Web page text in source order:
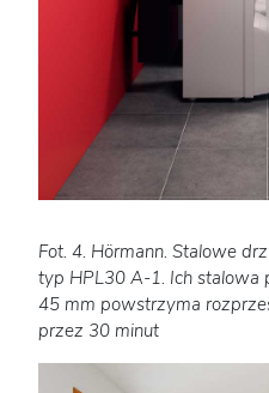
Fot. 4. Hörmann. Stalowe
typ HPL30 A-1. Ich stalowa
45 mm powstrzyma
przez 30 minut